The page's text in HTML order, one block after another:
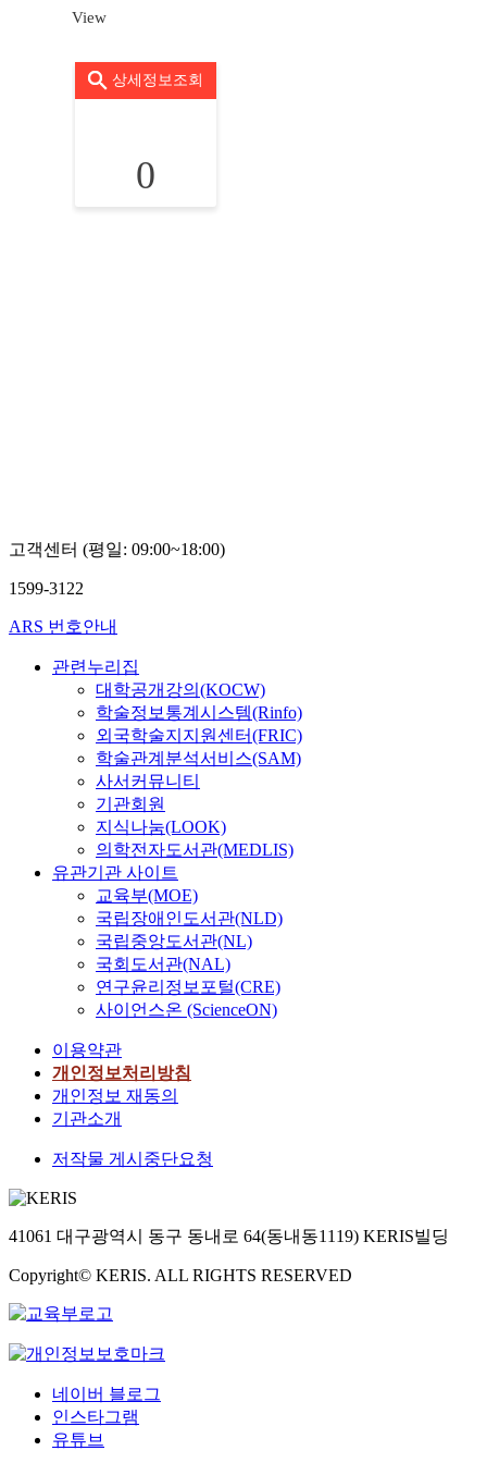
View
상세정보조회
0
고객센터 (평일: 09:00~18:00)
1599-3122
ARS 번호안내
관련누리집
대학공개강의(KOCW)
학술정보통계시스템(Rinfo)
외국학술지지원센터(FRIC)
학술관계분석서비스(SAM)
사서커뮤니티
기관회원
지식나눔(LOOK)
의학전자도서관(MEDLIS)
유관기관 사이트
교육부(MOE)
국립장애인도서관(NLD)
국립중앙도서관(NL)
국회도서관(NAL)
연구윤리정보포털(CRE)
사이언스온 (ScienceON)
이용약관
개인정보처리방침
개인정보 재동의
기관소개
저작물 게시중단요청
41061 대구광역시 동구 동내로 64(동내동1119) KERIS빌딩
Copyright© KERIS. ALL RIGHTS RESERVED
네이버 블로그
인스타그램
유튜브